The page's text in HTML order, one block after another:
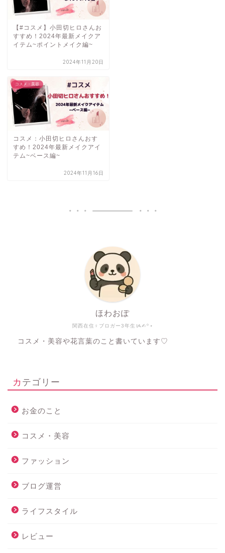
【#コスメ】小田切ヒロさんお
すすめ！2024年最新メイクア
イテム~ポイントメイク編~
2024年11月20日
コスメ・美容
コスメ：小田切ヒロさんおす
すめ！2024年最新メイクアイ
テム~ベース編~
2024年11月16日
関西在住♀ブロガー3年生ᝰ✍︎꙳⋆
ほわおぽ
コスメ・美容や花言葉のこと書いています♡
カテゴリー
お金のこと
コスメ・美容
ファッション
ブログ運営
ライフスタイル
レビュー